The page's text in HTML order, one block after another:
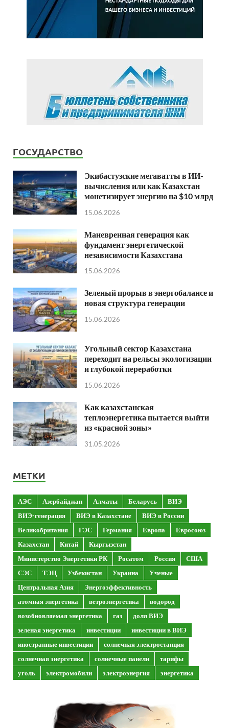
ГОСУДАРСТВО
Экибастузские мегаватты в ИИ-
вычисления или как Казахстан
монетизирует энергию на $10 млрд
15.06.2026
Маневренная генерация как
фундамент энергетической
независимости Казахстана
15.06.2026
Зеленый прорыв в энергобалансе и
новая структура генерации
15.06.2026
Угольный сектор Казахстана
переходит на рельсы экологизации
и глубокой переработки
15.06.2026
Как казахстанская
теплоэнергетика пытается выйти
из «красной зоны»
31.05.2026
МЕТКИ
АЭС Азербайджан Алматы Беларусь
ВИЭ
ВИЭ-генерация
ВИЭ в Казахстане
ВИЭ в России
Великобритания
ГЭС Германия Европа
Евросоюз
Казахстан
Китай
Кыргызстан
Министерство Энергетики РК
Росатом Россия
США
СЭС
ТЭЦ Узбекистан Украина
Ученые
Центральная Азия
Энергоэффективность
атомная энергетика
ветроэнергетика
водород
возобновляемая энергетика
газ
доля ВИЭ
зеленая энергетика
инвестиции
инвестиции в ВИЭ
иностранные инвестиции
солнечная электростанция
солнечная энергетика
солнечные панели
тарифы
уголь
электромобили электроэнергия энергетика